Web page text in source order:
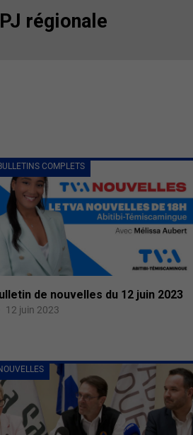
régionale
COMPLETS
de nouvelles du 12 juin 2023
12 juin 2023